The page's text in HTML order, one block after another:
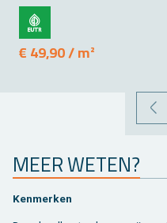
€ 49,90 / m²
MEER WETEN?
Ken­mer­ken